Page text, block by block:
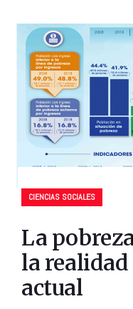
CIENCIAS SOCIALES
La
la
actual